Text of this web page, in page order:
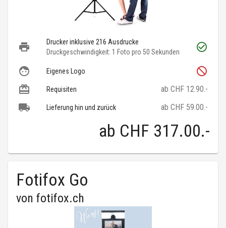
Drucker inklusive 216 Ausdrucke
Druckgeschwindigkeit: 1 Foto pro 50 Sekunden
Eigenes Logo
Requisiten ab CHF 12.90.-
Lieferung hin und zurück ab CHF 59.00.-
ab CHF 317.00.-
Fotifox Go
von fotifox.ch